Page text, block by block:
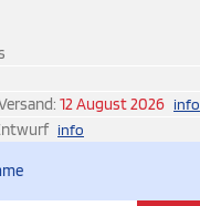
12 August 2026 info
info